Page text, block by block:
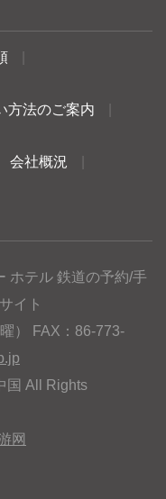
方法のご案内
会社概況
ホテル 鉄道の予約/手
イト
） FAX：86-773-
国 All Rights
网